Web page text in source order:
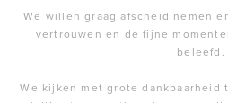
We willen graag afscheid nemen
vertrouwen en de fijne
beleefd.
We kijken met grote dankbaarheid